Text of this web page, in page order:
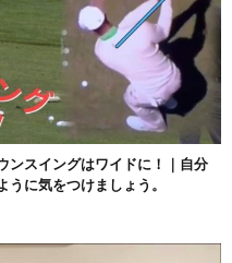
ンスイングはワイドに！｜自分
に気をつけましょう。